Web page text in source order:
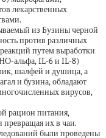
лекарственных
из Бузины черной
против различных
путем выработки
альфа, IL-6 и IL-8)
шалфей и душица, а
и бузина, обладают
вирусов,
рацион питания,
их в чаи.
были проведены